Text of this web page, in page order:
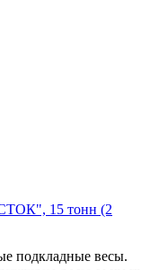
15 тонн (2
подкладные весы.